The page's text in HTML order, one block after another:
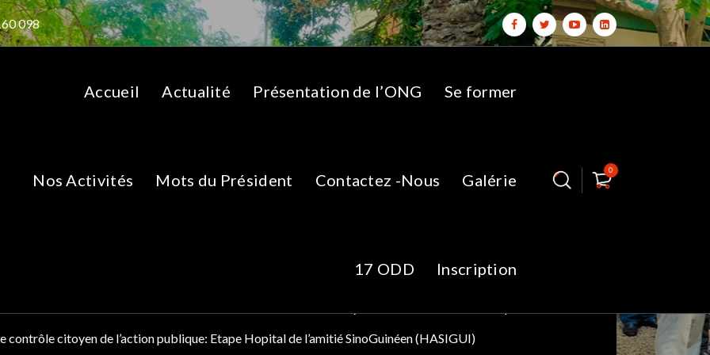
098
Accueil Actualité Présentation de l’ONG Se former
Nos Activités Mots du Président Contactez -Nous Galérie
17 ODD Inscription
0
de l’action publique: Etape
contrôle citoyen de l’action publique: Etape Hopital de l’amitié SinoGuinéen (HASIGUI)